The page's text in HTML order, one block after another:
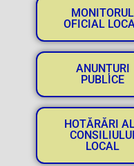
MONITORUL
OFICIAL
ANUNȚURI
PUBLICE
HOTĂRĂRI
CONSILIULUI
LOCAL